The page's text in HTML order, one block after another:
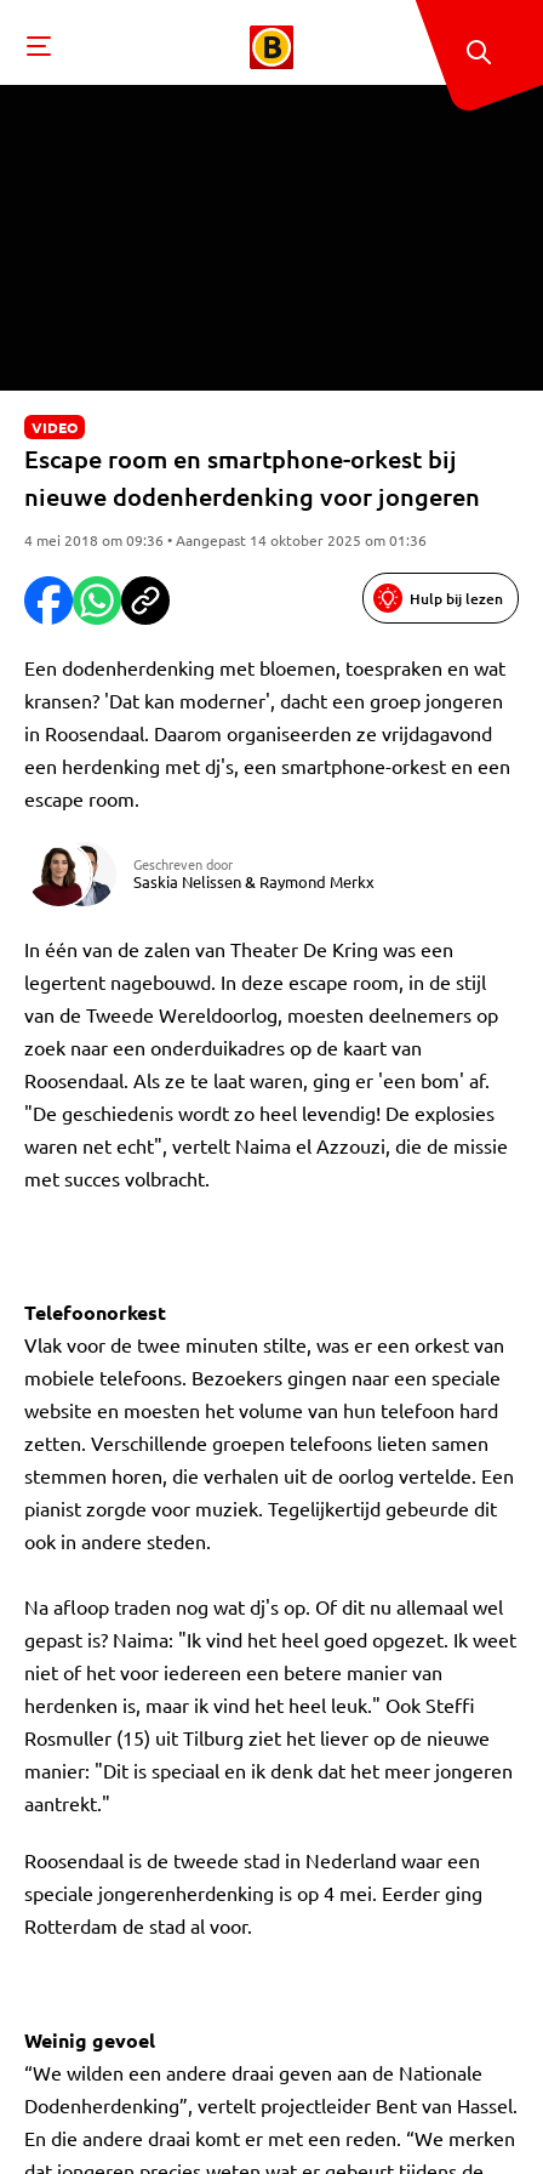
VIDEO
Escape room en smartphone-orkest bij
nieuwe dodenherdenking voor jongeren
4 mei 2018 om 09:36 • Aangepast 14 oktober 2025 om 01:36
Hulp bij lezen
Een dodenherdenking met bloemen, toespraken en wat
kransen? 'Dat kan moderner', dacht een groep jongeren
in Roosendaal. Daarom organiseerden ze vrijdagavond
een herdenking met dj's, een smartphone-orkest en een
escape room.
Geschreven door
Saskia Nelissen& Raymond Merkx
In één van de zalen van Theater De Kring was een
legertent nagebouwd. In deze escape room, in de stijl
van de Tweede Wereldoorlog, moesten deelnemers op
zoek naar een onderduikadres op de kaart van
Roosendaal. Als ze te laat waren, ging er 'een bom' af.
"De geschiedenis wordt zo heel levendig! De explosies
waren net echt", vertelt Naima el Azzouzi, die de missie
met succes volbracht.
Telefoonorkest
Vlak voor de twee minuten stilte, was er een orkest van
mobiele telefoons. Bezoekers gingen naar een speciale
website en moesten het volume van hun telefoon hard
zetten. Verschillende groepen telefoons lieten samen
stemmen horen, die verhalen uit de oorlog vertelde. Een
pianist zorgde voor muziek. Tegelijkertijd gebeurde dit
ook in andere steden.
Na afloop traden nog wat dj's op. Of dit nu allemaal wel
gepast is? Naima: "Ik vind het heel goed opgezet. Ik weet
niet of het voor iedereen een betere manier van
herdenken is, maar ik vind het heel leuk." Ook Steffi
Rosmuller (15) uit Tilburg ziet het liever op de nieuwe
manier: "Dit is speciaal en ik denk dat het meer jongeren
aantrekt."
Roosendaal is de tweede stad in Nederland waar een
speciale jongerenherdenking is op 4 mei. Eerder ging
Rotterdam de stad al voor.
Weinig gevoel
“We wilden een andere draai geven aan de Nationale
Dodenherdenking”, vertelt projectleider Bent van Hassel.
En die andere draai komt er met een reden. “We merken